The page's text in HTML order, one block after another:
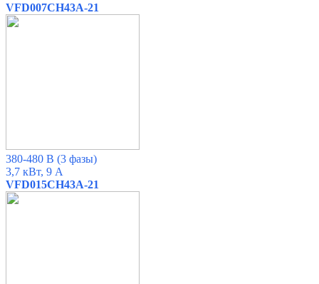
VFD007CH43A-21
380-480 В (3 фазы)
3,7 кВт, 9 А
VFD015CH43A-21